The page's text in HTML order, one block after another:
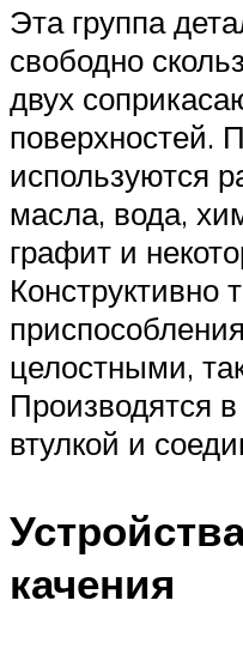
Эта группа
свободно
двух
поверхностей.
используются
масла, вода,
графит и
Конструктивно
целостными,
Производятся
втулкой и
качения